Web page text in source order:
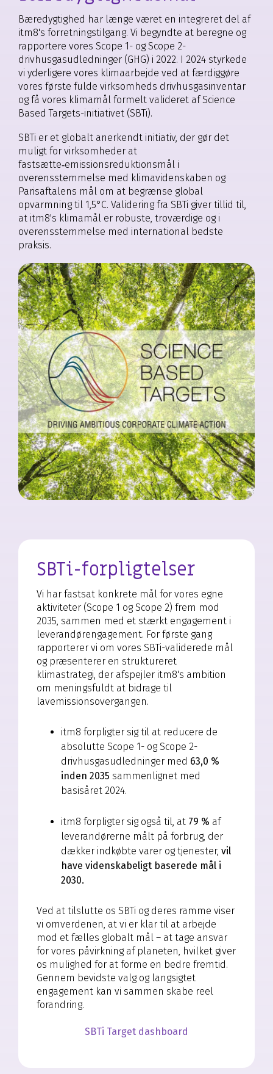
Bæredygtighed har længe været en integreret del af
itm8's forretningstilgang. Vi begyndte at beregne og
rapportere vores Scope 1- og Scope 2-
drivhusgasudledninger (GHG) i 2022. I 2024 styrkede
vi yderligere vores klimaarbejde ved at færdiggøre
vores første fulde virksomheds drivhusgasinventar
og få vores klimamål formelt valideret af Science
Based Targets-initiativet (SBTi).
SBTi er et globalt anerkendt initiativ, der gør det
muligt for virksomheder at
fastsætte‑emissionsreduktionsmål i
overensstemmelse med klimavidenskaben og
Parisaftalens mål om at begrænse global
opvarmning til 1,5°C. Validering fra SBTi giver tillid til,
at itm8's klimamål er robuste, troværdige og i
overensstemmelse med international bedste
praksis.
SBTi-forpligtelser
Vi har fastsat konkrete mål for vores egne
aktiviteter (Scope 1 og Scope 2) frem mod
2035, sammen med et stærkt engagement i
leverandørengagement. For første gang
rapporterer vi om vores SBTi-validerede mål
og præsenterer en struktureret
klimastrategi, der afspejler itm8's ambition
om meningsfuldt at bidrage til
lavemissionsovergangen.
itm8 forpligter sig til at reducere de
absolutte Scope 1- og Scope 2-
drivhusgasudledninger med 63,0 %
inden 2035 sammenlignet med
basisåret 2024.
itm8 forpligter sig også til, at 79 % af
leverandørerne målt på forbrug, der
dækker indkøbte varer og tjenester, vil
have videnskabeligt baserede mål i
2030.
Ved at tilslutte os SBTi og deres ramme viser
vi omverdenen, at vi er klar til at arbejde
mod et fælles globalt mål – at tage ansvar
for vores påvirkning af planeten, hvilket giver
os mulighed for at forme en bedre fremtid.
Gennem bevidste valg og langsigtet
engagement kan vi sammen skabe reel
forandring.
SBTi Target dashboard